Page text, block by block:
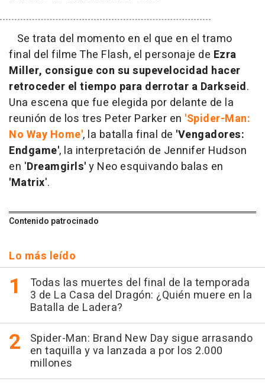
Se trata del momento en el que en el tramo
final del filme The Flash, el personaje de Ezra
Miller, consigue con su supevelocidad hacer
retroceder el tiempo para derrotar a Darkseid.
Una escena que fue elegida por delante de la
reunión de los tres Peter Parker en 'Spider-Man:
No Way Home', la batalla final de 'Vengadores:
Endgame', la interpretación de Jennifer Hudson
en 'Dreamgirls'y Neo esquivando balas en
'Matrix'.
Contenido patrocinado
Lo más leído
Todas las muertes del final de la temporada
3 de La Casa del Dragón: ¿Quién muere en la
Batalla de Ladera?
Spider-Man: Brand New Day sigue arrasando
en taquilla y va lanzada a por los 2.000
millones